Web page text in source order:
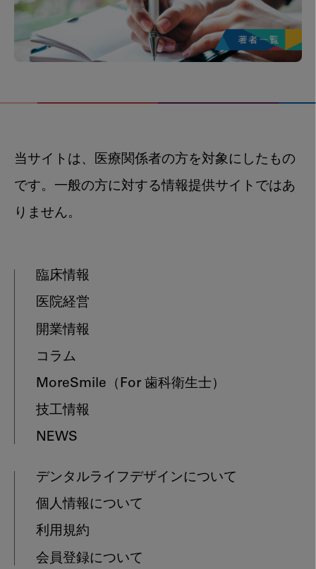
当サイトは、医療関係者の方を対象にしたもの
です。一般の方に対する情報提供サイトではあ
りません。
臨床情報
医院経営
開業情報
コラム
MoreSmile （For 歯科衛生士）
技工情報
NEWS
デンタルライフデザインについて
個人情報について
利用規約
会員登録について